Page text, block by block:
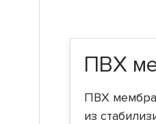
ПВХ
ПВХ
из